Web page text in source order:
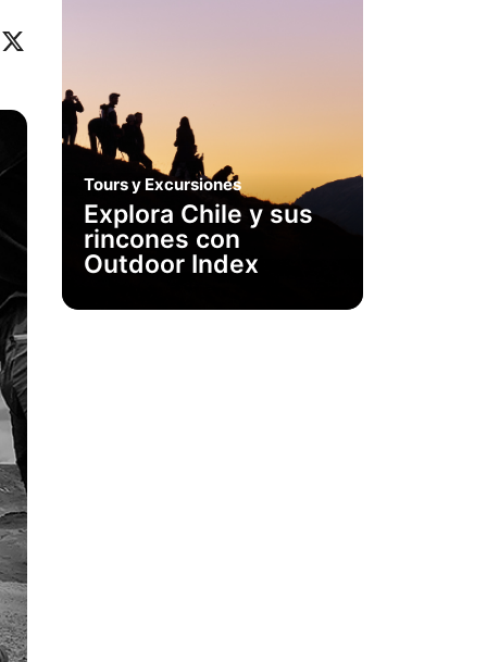
X
Tours y Excursiones
Explora Chile y sus
rincones con
Outdoor Index